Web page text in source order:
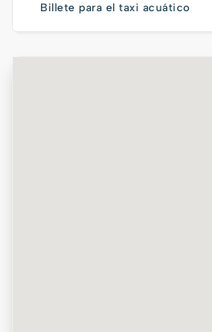
Billete para el taxi acuático